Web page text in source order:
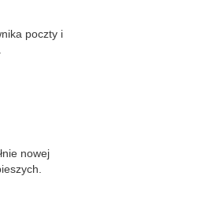
poczty i
nowej